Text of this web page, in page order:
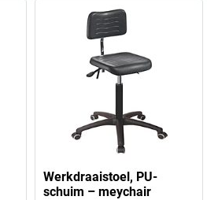
Werkdraaistoel, PU-
schuim – meychair